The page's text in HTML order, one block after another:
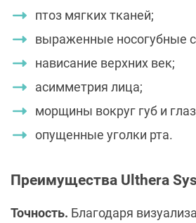
птоз мягких тканей;
выраженные носогубные
нависание верхних век;
асимметрия лица;
морщины вокруг губ и
опущенные уголки рта.
Преимущества Ulthera
Точность. Благодаря